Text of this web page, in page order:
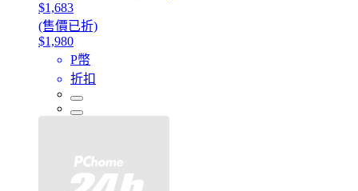
$1,683
(售價已折)
$1,980
P幣
折扣